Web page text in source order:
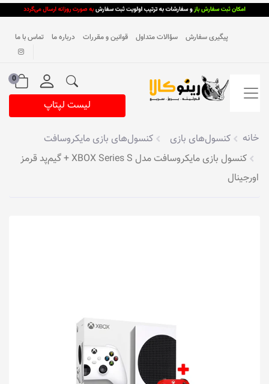
پیگیری سفارش سؤالات متداول قوانین و مقررات درباره ما تماس با ما
0
لیست لپتاپ
خانه کنسول‌های بازی
کنسول‌های بازی مایکروسافت
کنسول بازی مایکروسافت مدل XBOX Series S + گیم‌پد قرمز
اورجینال